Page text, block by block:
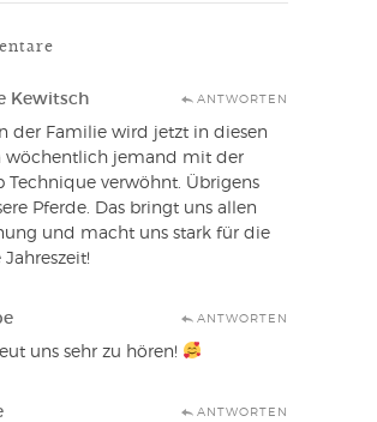
Kewitsch ANTWORTEN
der Familie wird jetzt in diesen
wöchentlich jemand mit der
Technique verwöhnt. Übrigens
Pferde. Das bringt uns allen
und macht uns stark für die
ANTWORTEN
uns sehr zu hören!
ANTWORTEN